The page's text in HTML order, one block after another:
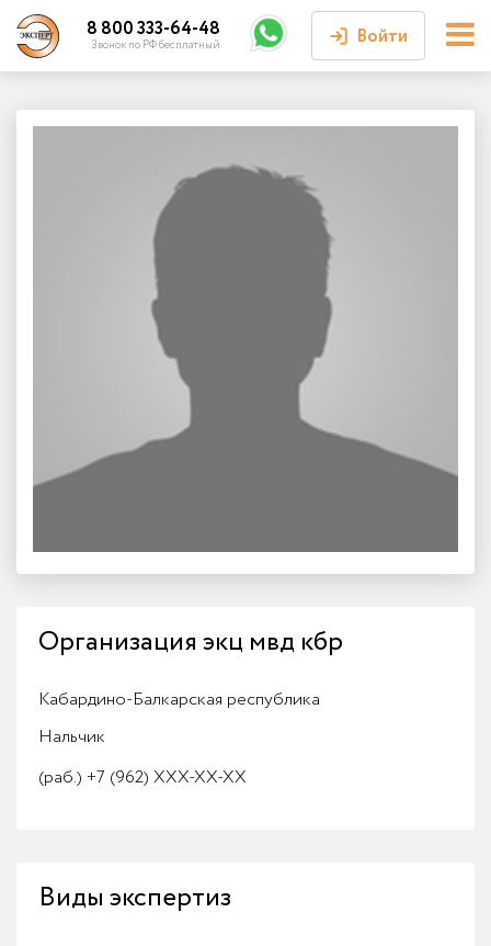
Войти
Войти или
зарегистрироваться
Личный кабинет
8 800 333-64-48
Звонок по РФ бесплатный
Организация экц мвд кбр
Кабардино-Балкарская республика
Нальчик
(раб.) +7 (962) XXX-XX-XX
Виды экспертиз